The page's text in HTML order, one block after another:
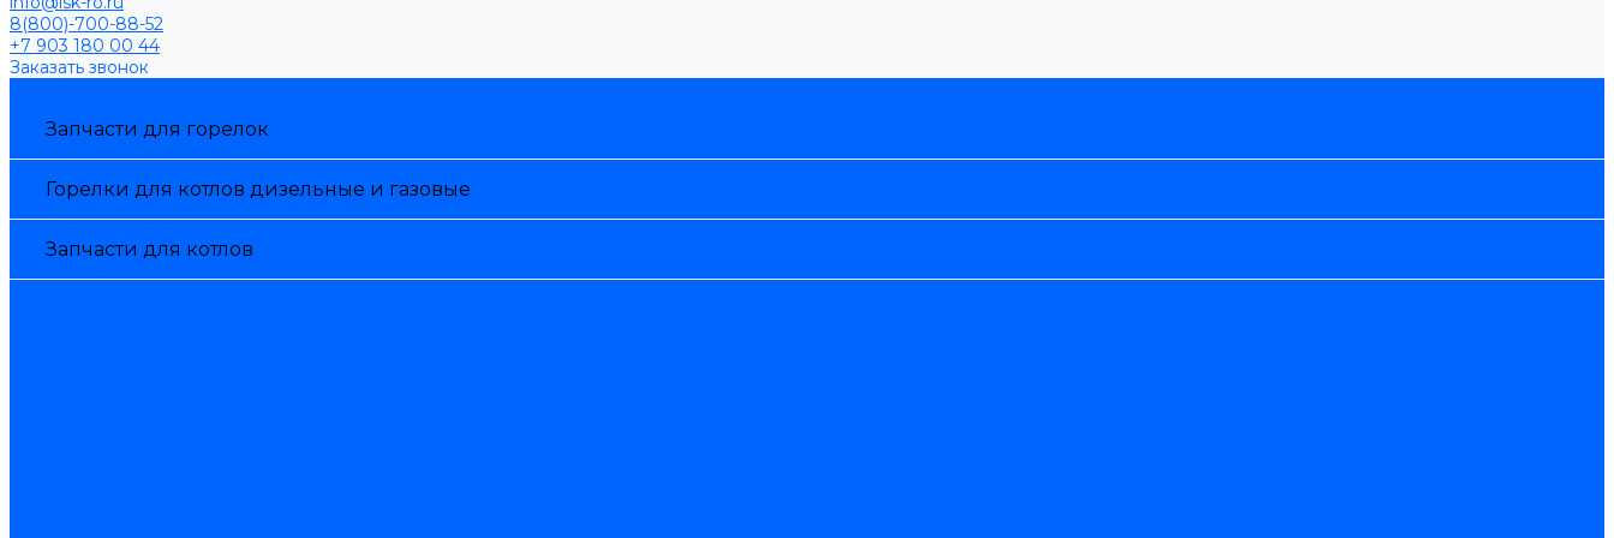
8(800)-700-88-52
+7 903 180 00 44
Заказать звонок
Запчасти для горелок
Горелки для котлов дизельные и газовые
Запчасти для котлов